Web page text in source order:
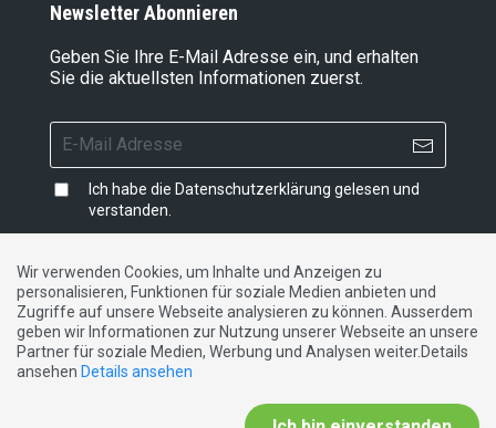
Newsletter Abonnieren
Geben Sie Ihre E-Mail Adresse ein, und erhalten
Sie die aktuellsten Informationen zuerst.
Ich habe die Datenschutzerklärung gelesen und
verstanden.
Impressum|Datenschutzerklärung|Kontakt
DE FR IT
Wir verwenden Cookies, um Inhalte und Anzeigen zu
personalisieren, Funktionen für soziale Medien anbieten und
Zugriffe auf unsere Webseite analysieren zu können. Ausserdem
geben wir Informationen zur Nutzung unserer Webseite an unsere
Partner für soziale Medien, Werbung und Analysen weiter.Details
ansehen Details ansehen